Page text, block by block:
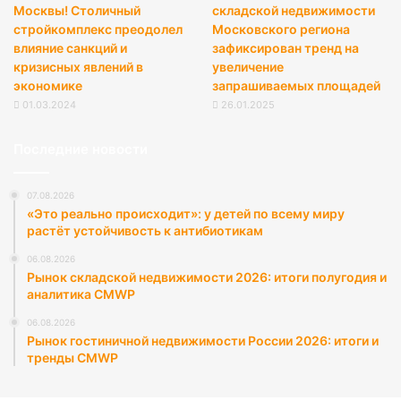
Москвы! Столичный
стройкомплекс преодолел
влияние санкций и
кризисных явлений в
экономике
01.03.2024
складской недвижимости
Московского региона
зафиксирован тренд на
увеличение
запрашиваемых площадей
26.01.2025
07.08.2026
«Это реально происходит»: у детей по всему миру
растёт устойчивость к антибиотикам
06.08.2026
Рынок складской недвижимости 2026: итоги полугодия и
аналитика CMWP
06.08.2026
Рынок гостиничной недвижимости России 2026: итоги и
тренды CMWP